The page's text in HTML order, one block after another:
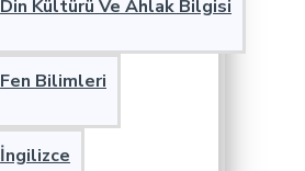
Din Kültürü Ve Ahlak Bilgisi
Fen Bilimleri
İngilizce